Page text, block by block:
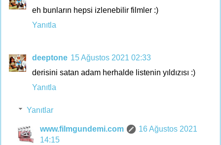
eh bunların hepsi izlenebilir filmler :)
Yanıtla
deeptone 15 Ağustos 2021 02:33
derisini satan adam herhalde listenin yıldızısı :)
Yanıtla
Yanıtlar
www.filmgundemi.com
16 Ağustos 2021
14:15